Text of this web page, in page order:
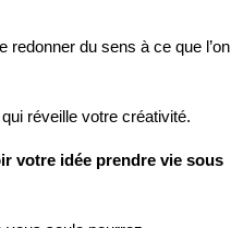
redonner du sens à ce que l’on
réveille votre créativité.
votre idée prendre vie sous